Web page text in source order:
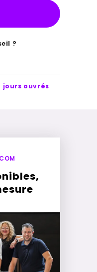
?
jours ouvrés